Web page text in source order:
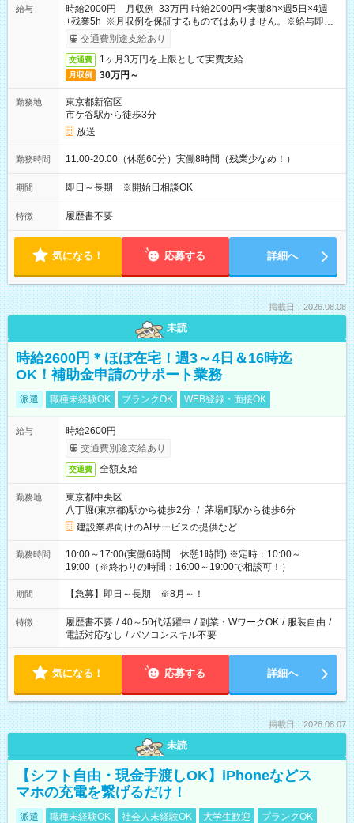
給与
時給2000円 月収例 33万円 時給2000円×実働8h×週5日×4週
+残業5h ※月収例を保証するものではありません。※給与即受
取りサービス利用可（利用条件有）
交通費別途支給あり
交通費 1ヶ月3万円を上限として実費支給
月収例 30万円～
勤務地
東京都新宿区
市ケ谷駅から徒歩3分
放送
勤務時間 11:00-20:00（休憩60分）実働8時間（残業少なめ！）
期間 即日～長期 ※開始日相談OK
特徴 履歴書不要
気になる！ 応募する 詳細へ
掲載日：2026.08.08
未読
時給2600円＊ほぼ在宅！週3～4日＆16時迄
OK！補助金申請のサポート業務
派遣 職種未経験OK ブランクOK WEB登録・面接OK
給与
時給2600円
交通費別途支給あり
交通費 全額支給
勤務地
東京都中央区
八丁堀(東京都)駅から徒歩2分 / 茅場町駅から徒歩6分
建設業界向けのAIサービスの提供など
勤務時間
10:00～17:00(実働6時間 休憩1時間) ※定時：10:00～
19:00（※終わりの時間：16:00～19:00で相談可！）
期間 【急募】即日～長期 ※8月～！
特徴 履歴書不要 / 40～50代活躍中 / 副業・WワークOK / 服装自由 /
電話対応なし / パソコンスキル不要
気になる！ 応募する 詳細へ
掲載日：2026.08.07
未読
【シフト自由・現金手渡しOK】iPhoneなどス
マホの充電を繋げるだけ！
派遣 職種未経験OK 社会人未経験OK 大学生歓迎
ブランクOK